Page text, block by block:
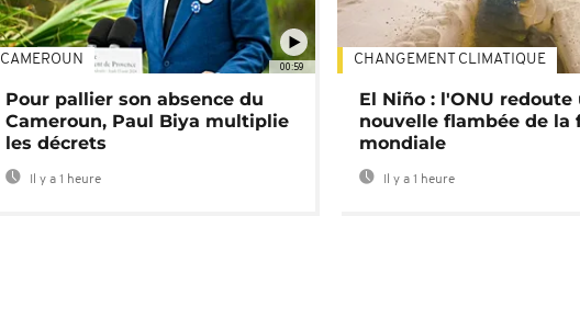
00:59
CAMEROUN
Pour pallier son absence du
Cameroun, Paul Biya multiplie
les décrets
Il y a 1 heure
CHANGEMENT CLIMATIQUE
El Niño : l'ONU redoute
nouvelle flambée de la
mondiale
Il y a 1 heure